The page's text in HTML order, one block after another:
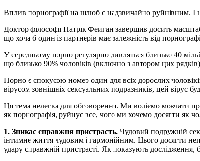
Вплив порнографії на шлюб є надзвичайно руйнівним.
Доктор філософії Патрік Фейган завершив досить
що хоча б один із партнерів має залежність від
У середньому порно регулярно дивляться близько 40
що близько 90% чоловіків (включно з автором цих
Порно є спокусою номер один для всіх дорослих
вірусом зовнішніх сексуальних подразників, цей вірус
Ця тема нелегка для обговорення. Ми воліємо мовчати
як порнографія, руйнує все, чого ми хочемо досягти як
1. Зникає справжня пристрасть. Чудовий подружній
інтимне життя чудовим і гармонійним. Цього досягти
удару справжній пристрасті. Як показують дослідження,